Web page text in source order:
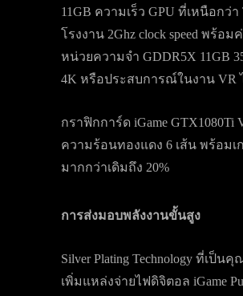
11GB ความเร็ว GPU ที่เหนือก
โรงงาน 2Ghz clock speed พร้อ
หน่วยความจำ GDDR5X 11GB
4K หรือประสบการณ์ในงาน VR
กราฟิกการ์ด iGame
ความร้อนทองแดง 6 เส้น พร้อม
มากกว่าเดิมถึง 20%
การส่งมอบพลังงานขั้นสูง
Silver Plating Technology ที่เป็
เพิ่มแหล่งจ่ายไฟดิจิตอล iGame